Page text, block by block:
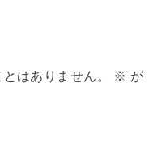
はありません。 ※ が